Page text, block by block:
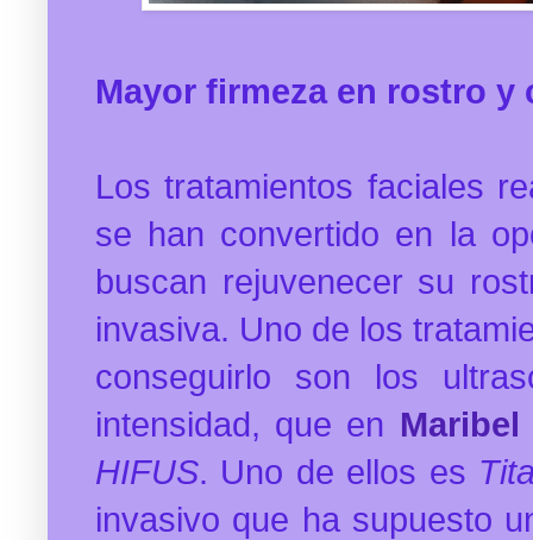
Mayor firmeza en rostro y
Los tratamientos faciales
se han convertido en la
buscan rejuvenecer su
invasiva. Uno de los
conseguirlo son los
intensidad, que en Maribel
HIFUS. Uno de ellos es
invasivo que ha supuesto